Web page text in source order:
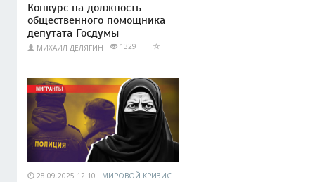
Конкурс на должность
общественного помощника
депутата Госдумы
МИХАИЛ ДЕЛЯГИН 1329
28.09.2025 12:10 МИРОВОЙ КРИЗИС